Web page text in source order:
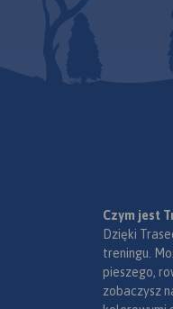
Czym jest
Dzięki
treningu.
pieszego,
zobaczysz